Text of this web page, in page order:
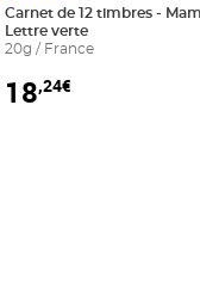
au panier
Carnet de 12 timbres -
Lettre verte
20g / France
18,24€